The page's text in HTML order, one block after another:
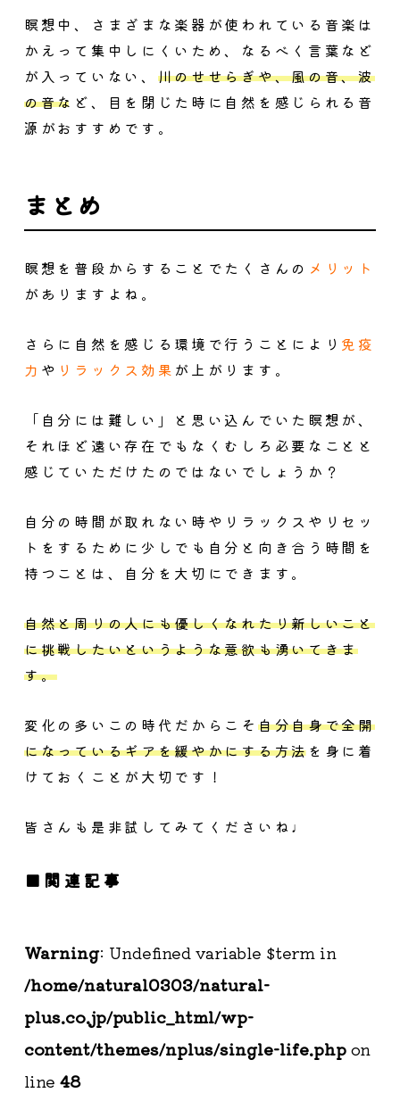
瞑想中、さまざまな楽器が使われている音楽は
かえって集中しにくいため、なるべく言葉など
が入っていない、 川のせせらぎや、風の音、波
の音など、目を閉じた時に自然を感じられる音
源がおすすめです。
まとめ
瞑想を普段からすることでたくさんの メリット
がありますよね。
さらに自然を感じる環境で行うことにより 免疫
力 や リラックス効果 が上がります。
「自分には難しい」と思い込んでいた瞑想が、
それほど遠い存在でもなくむしろ必要なことと
感じていただけたのではないでしょうか？
自分の時間が取れない時やリラックスやリセッ
トをするために少しでも自分と向き合う時間を
持つことは、自分を大切にできます。
自然と周りの人にも優しくなれたり新しいこと
に挑戦したいというような意欲も湧いてきま
す。
変化の多いこの時代だからこそ 自分自身で全開
になっているギアを緩やかにする方法を身に着
けておくことが大切 です！
皆さんも是非試してみてくださいね♩
関連記事
Warning: Undefined variable $term in
/home/natural0303/natural-
plus.co.jp/public_html/wp-
content/themes/nplus/single-life.phpon
line 48